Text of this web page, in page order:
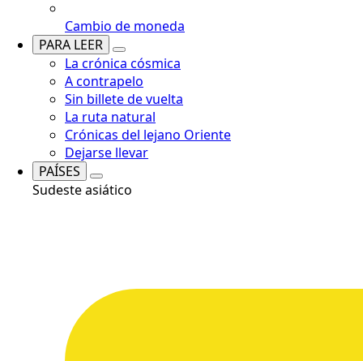
Cambio de moneda
PARA LEER
La crónica cósmica
A contrapelo
Sin billete de vuelta
La ruta natural
Crónicas del lejano Oriente
Dejarse llevar
PAÍSES
Sudeste asiático